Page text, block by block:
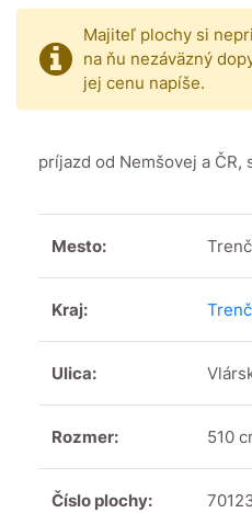
Majiteľ plochy si
na ňu nezáväzný
jej cenu napíše.
príjazd od Nemšovej a ČR,
Mesto:
Kraj:
Ulica:
Rozmer: 510
Číslo plochy: